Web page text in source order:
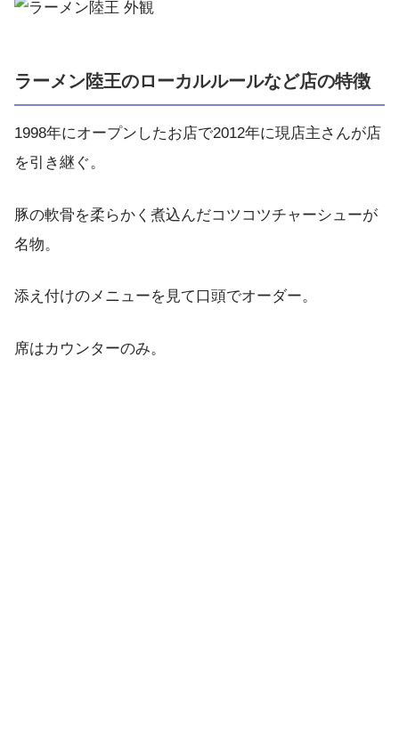
ラーメン陸王のローカルルールなど店の特徴
1998年にオープンしたお店で2012年に現店主さんが店
を引き継ぐ。
豚の軟骨を柔らかく煮込んだコツコツチャーシューが
名物。
添え付けのメニューを見て口頭でオーダー。
席はカウンターのみ。